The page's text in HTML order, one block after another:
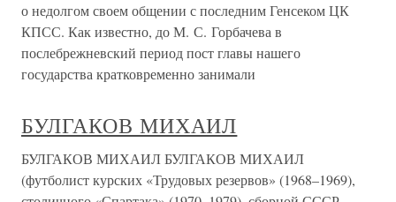
о недолгом своем общении с последним Генсеком ЦК
КПСС. Как известно, до М. С. Горбачева в
послебрежневский период пост главы нашего
государства кратковременно занимали
БУЛГАКОВ МИХАИЛ
БУЛГАКОВ МИХАИЛ БУЛГАКОВ МИХАИЛ
(футболист курских «Трудовых резервов» (1968–1969),